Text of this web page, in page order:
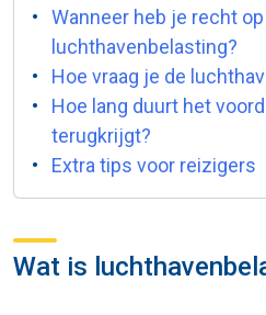
Wanneer heb je recht
luchthavenbelasting?
Hoe vraag je de
Hoe lang duurt het
terugkrijgt?
Extra tips voor reizigers
Wat is